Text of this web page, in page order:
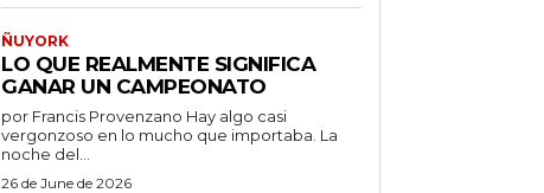
ÑUYORK
LO QUE REALMENTE SIGNIFICA
GANAR UN CAMPEONATO
por Francis Provenzano Hay algo casi
vergonzoso en lo mucho que importaba. La
noche del...
26 de June de 2026